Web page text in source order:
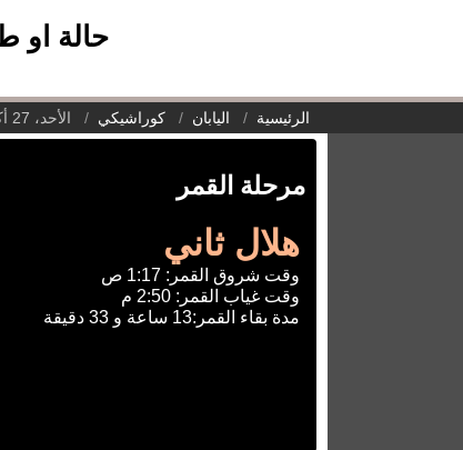
حالة او
الرئيسية اليابان كوراشيكي الأحد، 27 أكتوبر 2024
مرحلة القمر
هلال ثاني
وقت شروق القمر: 1:17 ص
وقت غياب القمر: 2:50 م
مدة بقاء القمر:13 ساعة و 33 دقيقة